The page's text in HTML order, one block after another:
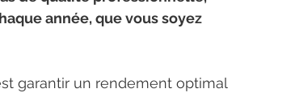
année, que vous soyez
garantir un rendement optimal